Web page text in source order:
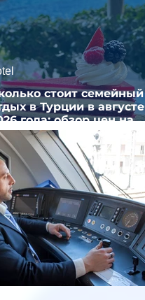
стоит семейный
в Турции в августе
года: обзор цен на
отели